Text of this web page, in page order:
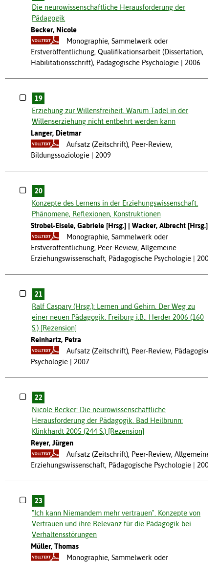
Die neurowissenschaftliche Herausforderung der
Pädagogik
Becker, Nicole
Monographie, Sammelwerk oder
Erstveröffentlichung, Qualifikationsarbeit (Dissertation,
Habilitationsschrift), Pädagogische Psychologie
2006
19
Erziehung zur Willensfreiheit. Warum Tadel in der
Willenserziehung nicht entbehrt werden kann
Langer, Dietmar
Aufsatz (Zeitschrift), Peer-Review,
Bildungssoziologie
2009
20
Konzepte des Lernens in der Erziehungswissenschaft.
Phänomene, Reflexionen, Konstruktionen
Strobel-Eisele, Gabriele [Hrsg.]
Wacker, Albrecht [Hrsg.]
Monographie, Sammelwerk oder
Erstveröffentlichung, Peer-Review, Allgemeine
Erziehungswissenschaft, Pädagogische Psychologie
2009
21
Ralf Caspary (Hrsg.): Lernen und Gehirn. Der Weg zu
einer neuen Pädagogik. Freiburg i.B.: Herder 2006 (160
S.) [Rezension]
Reinhartz, Petra
Aufsatz (Zeitschrift), Peer-Review, Pädagogische
Psychologie
2007
22
Nicole Becker: Die neurowissenschaftliche
Herausforderung der Pädagogik. Bad Heilbrunn:
Klinkhardt 2005 (244 S.) [Rezension]
Reyer, Jürgen
Aufsatz (Zeitschrift), Peer-Review, Allgemeine
Erziehungswissenschaft, Pädagogische Psychologie
2006
23
"Ich kann Niemandem mehr vertrauen". Konzepte von
Vertrauen und ihre Relevanz für die Pädagogik bei
Verhaltensstörungen
Müller, Thomas
Monographie, Sammelwerk oder